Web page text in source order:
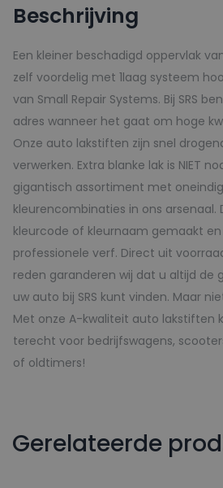
Beschrijving
Een kleiner beschadigd oppervlak
zelf voordelig met 1laag systeem
van Small Repair Systems. Bij SRS
adres wanneer het gaat om hoge
Onze auto lakstiften zijn snel
verwerken. Extra blanke lak is NIET
gigantisch assortiment met
kleurencombinaties in ons arsenaal.
kleurcode of kleurnaam gemaakt
professionele verf. Direct uit
reden garanderen wij dat u altijd de
uw auto bij SRS kunt vinden. Maar
Met onze A-kwaliteit auto lakstiften
terecht voor bedrijfswagens,
of oldtimers!
Gerelateerde